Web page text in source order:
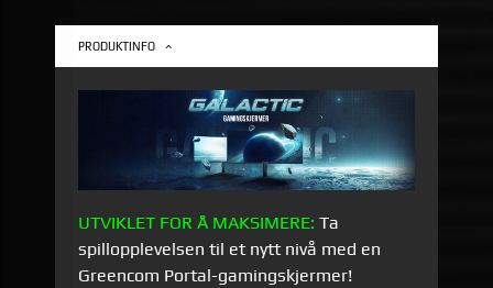
PRODUKTINFO
UTVIKLET FOR Å MAKSIMERE: Ta
spillopplevelsen til et nytt nivå med en
Greencom Portal-gamingskjermer!